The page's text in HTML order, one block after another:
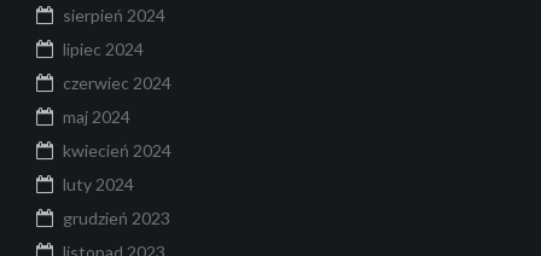
sierpień 2024
lipiec 2024
czerwiec 2024
maj 2024
kwiecień 2024
luty 2024
grudzień 2023
listopad 2023